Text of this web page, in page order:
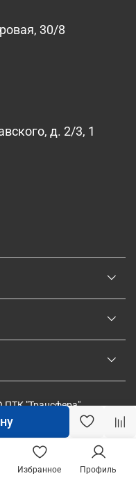
30/8
д. 2/3, 1
"Трансфера"
Избранное Профиль